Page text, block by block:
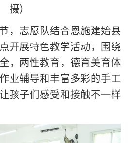
摄）
，志愿队结合恩施建始县
开展特色教学活动，围绕
，两性教育，德育美育体
业辅导和丰富多彩的手工
孩子们感受和接触不一样